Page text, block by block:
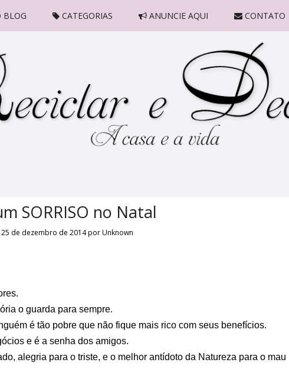
BLOG CATEGORIAS ANUNCIE AQUI CONTATO
SORRISO no Natal
de dezembro de 2014porUnknown
o guarda para sempre.
é tão pobre que não fique mais rico com seus benefícios.
e é a senha dos amigos.
alegria para o triste, e o melhor antídoto da Natureza para o mau